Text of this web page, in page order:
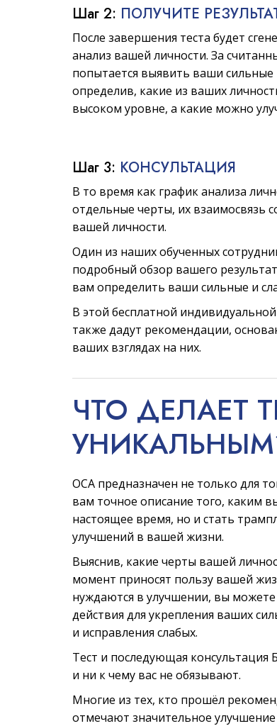
Шаг 2: ПОЛУЧИТЕ
После завершения теста будет
анализ вашей личности. За
попытается выявить ваши сильные
определив, какие из ваших
высоком уровне, а какие можно
Шаг 3: КОНСУЛЬТАЦИЯ
В то время как график анализа
отдельные черты, их взаимосвязь
вашей личности.
Один из наших обученных
подробный обзор вашего
вам определить ваши сильные и
В этой бесплатной
также дадут рекомендации,
ваших взглядах на них.
ЧТО ДЕЛАЕТ
ОСА предназначен не только для
вам точное описание того, каким
настоящее время, но и стать
улучшений в вашей жизни.
Выяснив, какие черты вашей
момент приносят пользу вашей
нуждаются в улучшении, вы
действия для укрепления ваших
и исправления слабых.
Тест и последующая
и ни к чему вас не обязывают.
Многие из тех, кто прошёл
отмечают значительное улучшение